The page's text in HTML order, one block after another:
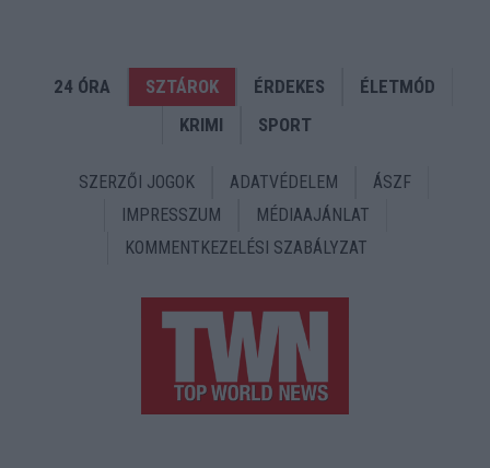
24 ÓRA SZTÁROK ÉRDEKES
ÉLETMÓD
KRIMI
SPORT
SZERZŐI JOGOK ADATVÉDELEM
ÁSZF
IMPRESSZUM
MÉDIAAJÁNLAT
KOMMENTKEZELÉSI SZABÁLYZAT